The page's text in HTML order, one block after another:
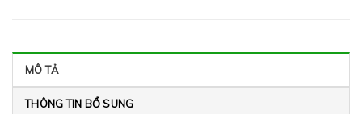
MÔ TẢ
THÔNG TIN BỔ SUNG